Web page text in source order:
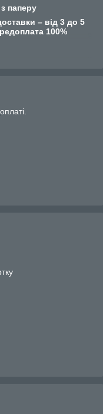
паперу
– від 3 до 5
100%